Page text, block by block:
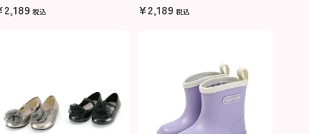
2,189 税込 ¥2,189 税込